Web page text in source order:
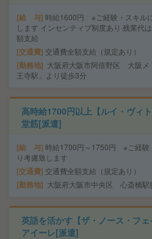
給 与 時給1600円 ※ご経験・スキル
します インセンティブ制度あり 残業代
額支給
交通費 交通費全額支給（規定あり）
勤務地
大阪府大阪市阿倍野区 大阪メ
王寺駅」より徒歩3分
高時給1700円以上【ルイ・ヴィ
堂筋[派遣]
給 与 時給1700円～1750円 ※ご経験
り考慮致します
交通費 交通費全額支給（規定あり）
勤務地 大阪府大阪市中央区 心斎橋駅
英語を活かす【ザ・ノース・フ
アイーレ[派遣]